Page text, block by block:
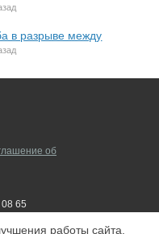
в разрыве между
об
65
работы сайта.